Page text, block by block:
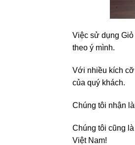
Việc sử dụng
theo ý mình.
Với nhiều kích cỡ
của quý khách.
Chúng tôi nhận
Chúng tôi cũng
Việt Nam!